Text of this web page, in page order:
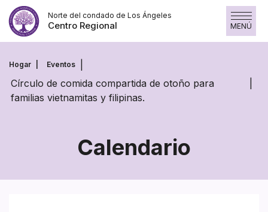
Saltar
contenido
Norte del condado de Los Ángeles
Centro Regional MENÚ
Hogar Eventos
Círculo de comida compartida de otoño para
familias vietnamitas y filipinas.
Calendario